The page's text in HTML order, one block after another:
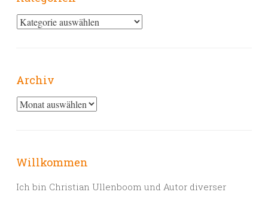
Kategorien
Archiv
Archiv
Willkommen
Ich bin Christian Ullenboom und Autor diverser